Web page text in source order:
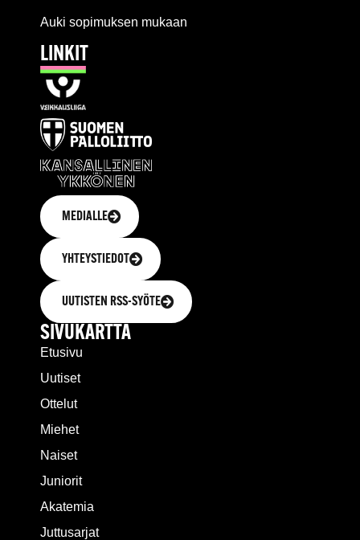
Auki sopimuksen mukaan
LINKIT
MEDIALLE
YHTEYSTIEDOT
UUTISTEN RSS-SYÖTE
SIVUKARTTA
Etusivu
Uutiset
Ottelut
Miehet
Naiset
Juniorit
Akatemia
Juttusarjat